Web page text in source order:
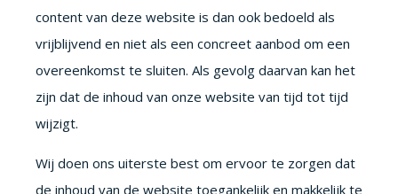
content van deze website is dan ook bedoeld als
vrijblijvend en niet als een concreet aanbod om een
overeenkomst te sluiten. Als gevolg daarvan kan het
zijn dat de inhoud van onze website van tijd tot tijd
wijzigt.
Wij doen ons uiterste best om ervoor te zorgen dat
de inhoud van de website toegankelijk en makkelijk te